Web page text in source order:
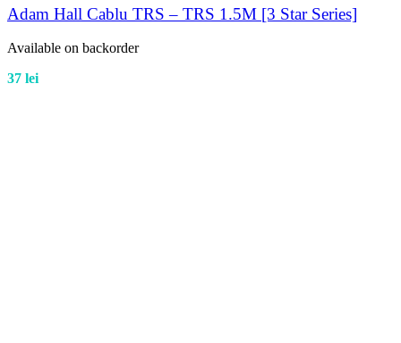
Adam Hall Cablu TRS – TRS 1.5M [3 Star Series]
Available on backorder
37 lei